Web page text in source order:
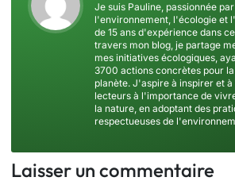
Je suis Pauline, passionnée
l'environnement, l'écologie et
de 15 ans d'expérience dans
travers mon blog, je partage
mes initiatives écologiques,
3700 actions concrètes pour
planète. J'aspire à inspirer et
lecteurs à l'importance de
la nature, en adoptant des
respectueuses de
Laisser un commentaire